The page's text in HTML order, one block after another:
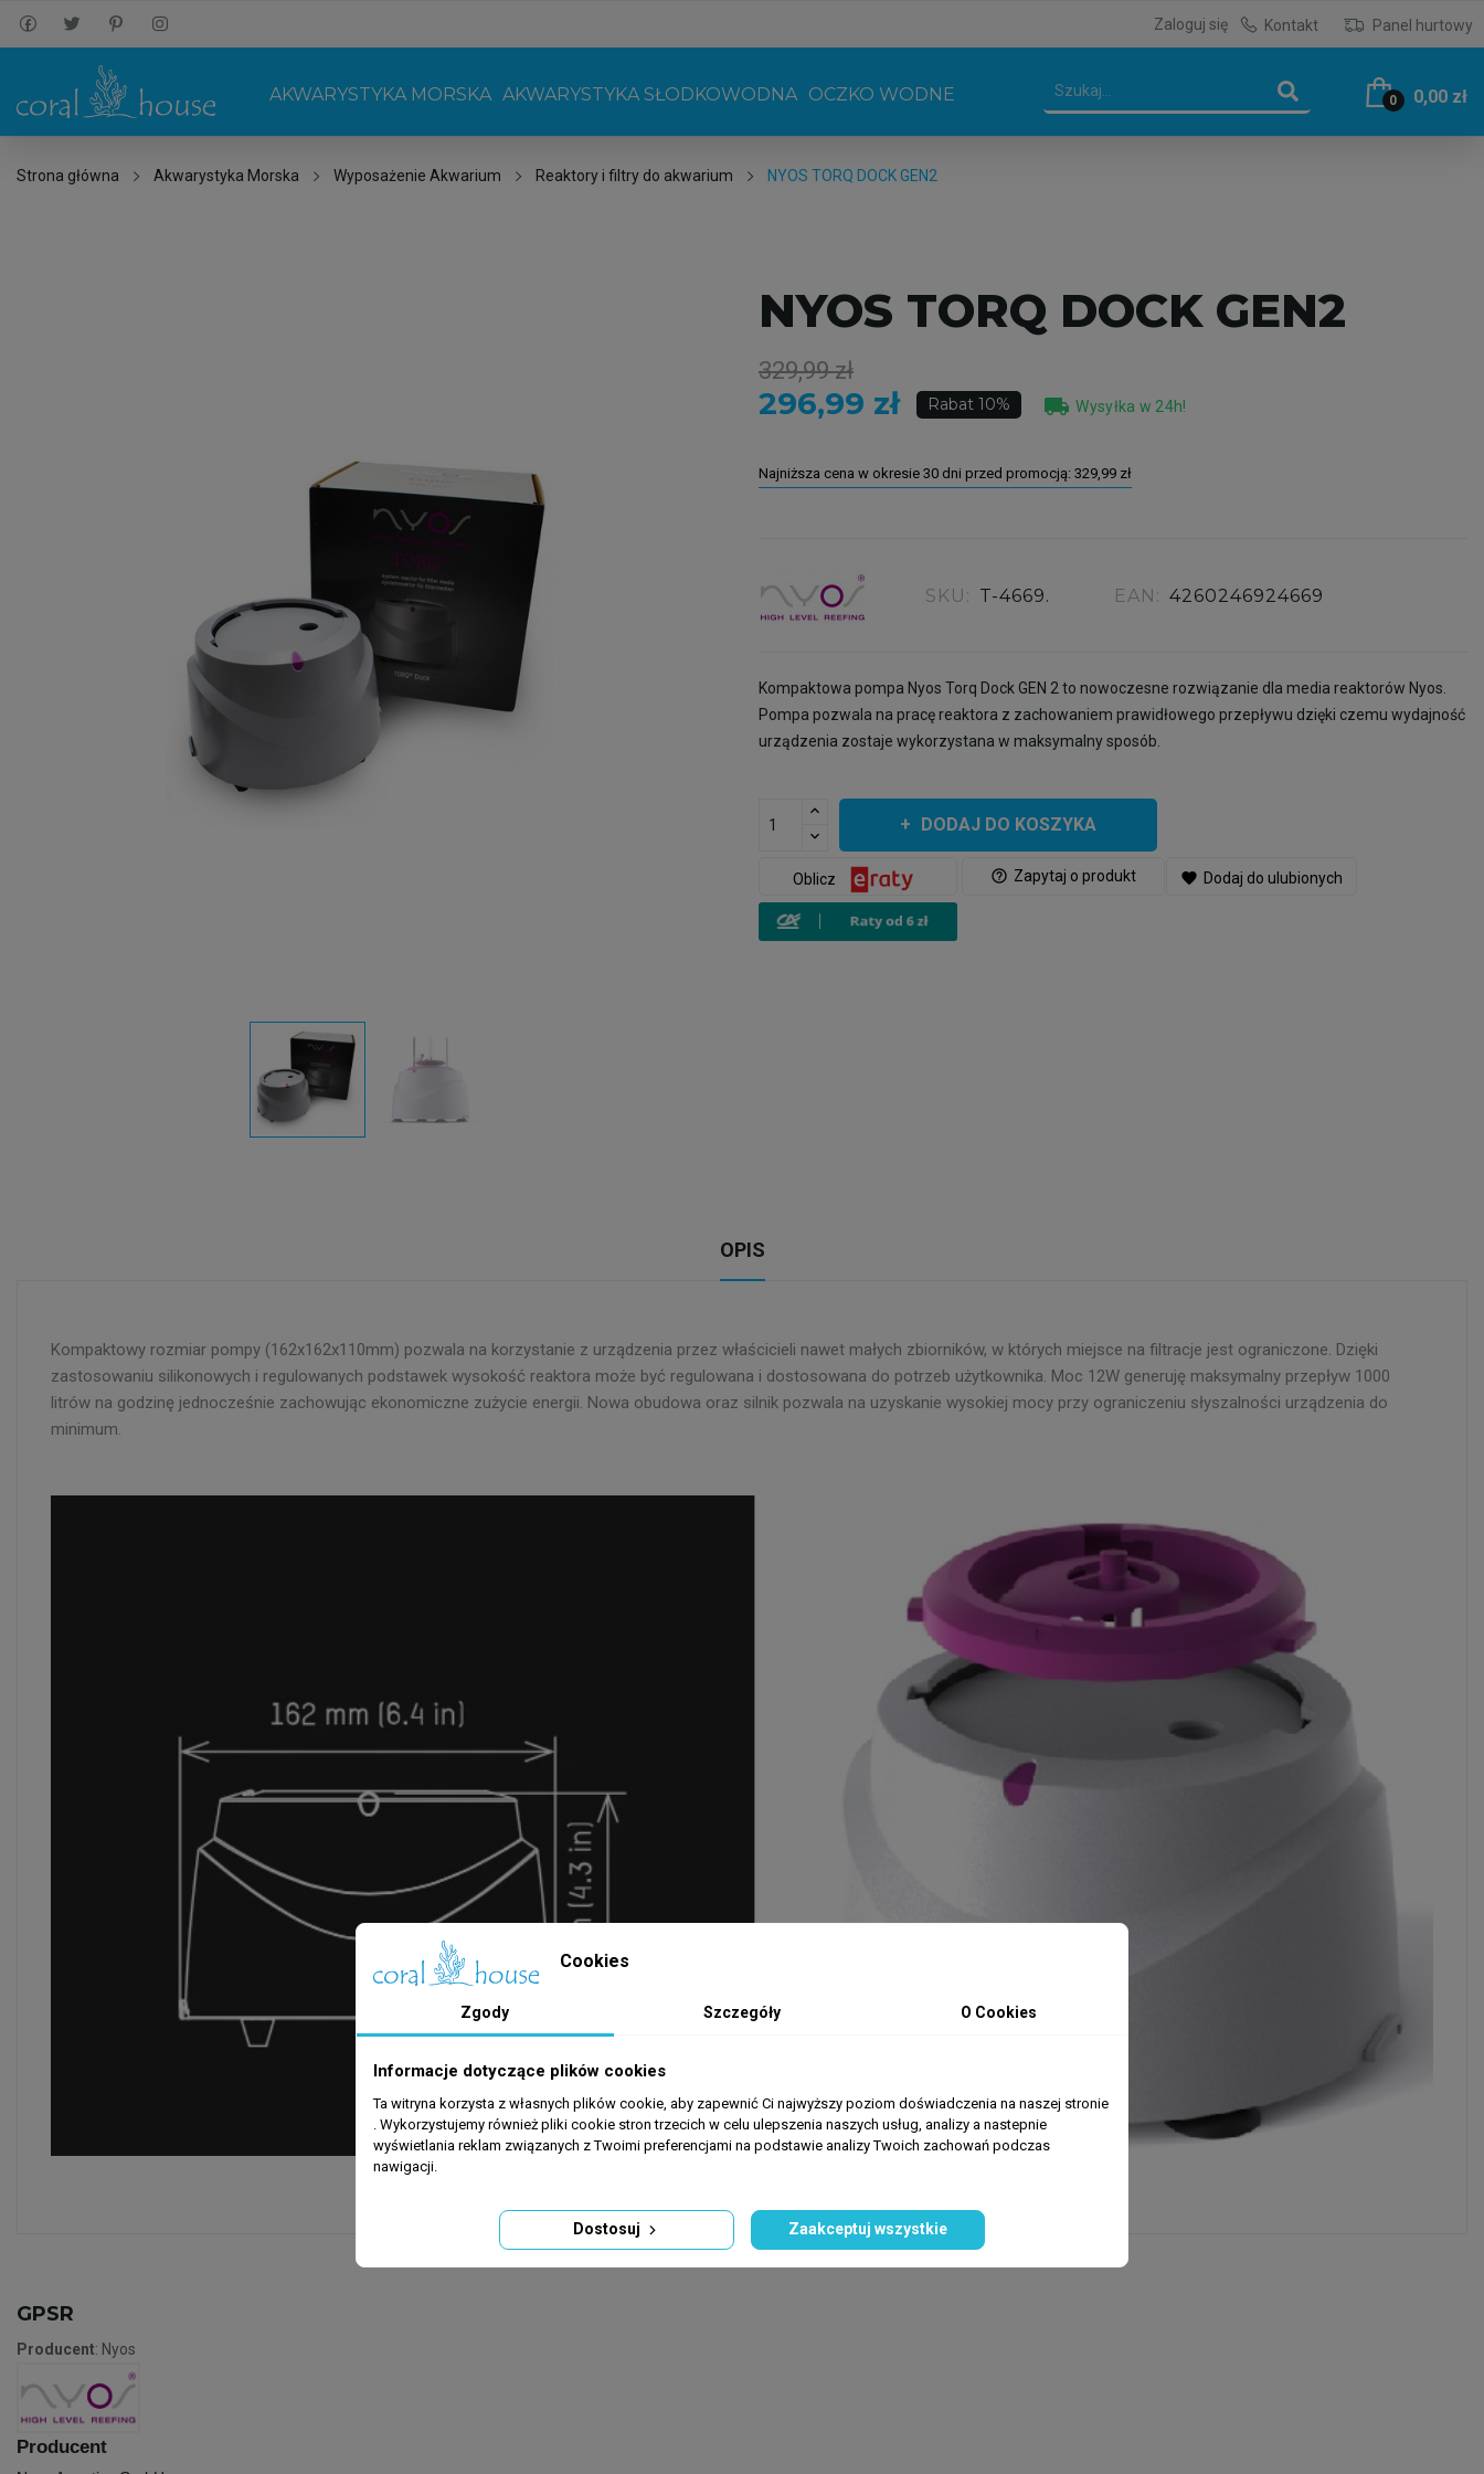
Zaloguj się Kontakt Panel hurtowy
AKWARYSTYKA MORSKA AKWARYSTYKA SŁODKOWODNA OCZKO WODNE 0 0,00 zł
Strona główna Akwarystyka Morska Wyposażenie Akwarium Reaktory i filtry do akwarium NYOS TORQ DOCK GEN2
NYOS TORQ DOCK GEN2
329,99 zł
296,99 zł Rabat 10% local_shipping Wysyłka w 24h!
Najniższa cena w okresie 30 dni przed promocją: 329,99 zł
SKU: T-4669. EAN: 4260246924669
Kompaktowa pompa Nyos Torq Dock GEN 2 to nowoczesne rozwiązanie dla media reaktorów Nyos.
Pompa pozwala na pracę reaktora z zachowaniem prawidłowego przepływu dzięki czemu wydajność
urządzenia zostaje wykorzystana w maksymalny sposób.
DODAJ DO KOSZYKA
help_outline Zapytaj o produkt
Oblicz favorite Dodaj do ulubionych
OPIS
Kompaktowy rozmiar pompy (162x162x110mm) pozwala na korzystanie z urządzenia przez właścicieli nawet małych zbiorników, w których miejsce na filtracje jest ograniczone. Dzięki
zastosowaniu silikonowych i regulowanych podstawek wysokość reaktora może być regulowana i dostosowana do potrzeb użytkownika. Moc 12W generuję maksymalny przepływ 1000
litrów na godzinę jednocześnie zachowując ekonomiczne zużycie energii. Nowa obudowa oraz silnik pozwala na uzyskanie wysokiej mocy przy ograniczeniu słyszalności urządzenia do
minimum.
GPSR
Producent: Nyos
Producent
Cookies
Zgody Szczegóły O Cookies
Informacje dotyczące plików cookies
Ta witryna korzysta z własnych plików cookie, aby zapewnić Ci najwyższy poziom doświadczenia na naszej stronie
. Wykorzystujemy również pliki cookie stron trzecich w celu ulepszenia naszych usług, analizy a nastepnie
wyświetlania reklam związanych z Twoimi preferencjami na podstawie analizy Twoich zachowań podczas
nawigacji.
Dostosuj Zaakceptuj wszystkie